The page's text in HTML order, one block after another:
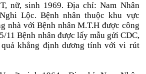
nữ, sinh 1969. Địa chỉ: Nam Nhân
Lộc. Bệnh nhân thuộc khu vực
nhà với Bệnh nhân M.T.H được công
11 Bệnh nhân được lấy mẫu gửi CDC,
quả khẳng định dương tính với vi rút